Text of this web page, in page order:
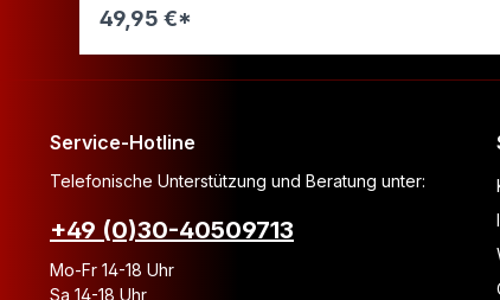
49,95 €*
Service-Hotline
Telefonische Unterstützung und Beratung unter:
+49 (0)30-40509713
Mo-Fr 14-18 Uhr
Sa 14-18 Uhr